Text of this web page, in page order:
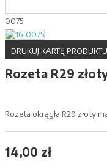
0075
DRUKUJ KARTĘ PRODUKTU
Rozeta R29
Rozeta okrągła R29 złoty
14,00 zł